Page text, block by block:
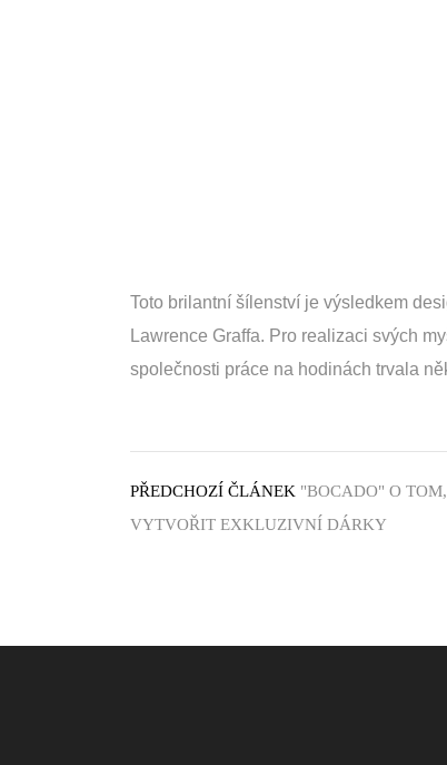
Toto brilantní šílenství je výsledkem
Lawrence Graffa. Pro realizaci svých
společnosti práce na hodinách trvala
PŘEDCHOZÍ ČLÁNEK "BOCADO" O
VYTVOŘIT EXKLUZIVNÍ DÁRKY